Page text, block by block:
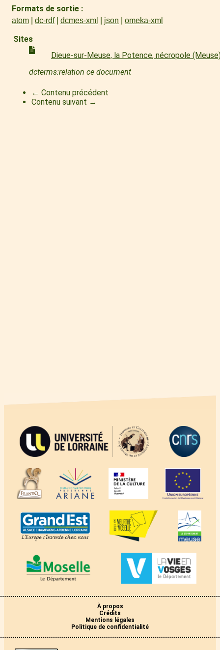
Formats de sortie
atom dc-rdf dcmes-xml json omeka-xml
Sites
Dieue-sur-Meuse, la Potence, nécropole
dcterms:relation ce document
← Contenu précédent
Contenu suivant →
À propos
Crédits
Mentions légales
Politique de confidentialité